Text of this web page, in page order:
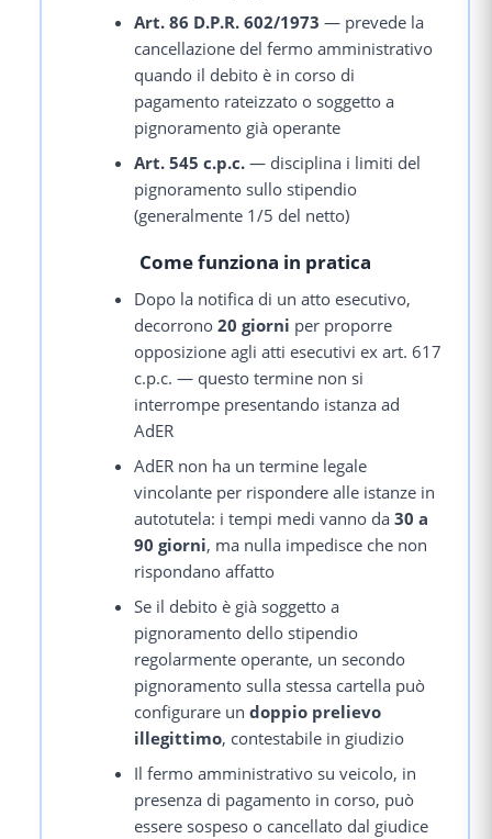
Art. 86 D.P.R. 602/1973 — prevede la
cancellazione del fermo amministrativo
quando il debito è in corso di
pagamento rateizzato o soggetto a
pignoramento già operante
Art. 545 c.p.c. — disciplina i limiti del
pignoramento sullo stipendio
(generalmente 1/5 del netto)
Come funziona in pratica
Dopo la notifica di un atto esecutivo,
decorrono20 giorni per proporre
opposizione agli atti esecutivi ex art. 617
c.p.c. — questo termine non si
interrompe presentando istanza ad
AdER
AdER non ha un termine legale
vincolante per rispondere alle istanze in
autotutela: i tempi medi vanno da30 a
90 giorni, ma nulla impedisce che non
rispondano affatto
Se il debito è già soggetto a
pignoramento dello stipendio
regolarmente operante, un secondo
pignoramento sulla stessa cartella può
configurare undoppio prelievo
illegittimo, contestabile in giudizio
Il fermo amministrativo su veicolo, in
presenza di pagamento in corso, può
essere sospeso o cancellato dal giudice